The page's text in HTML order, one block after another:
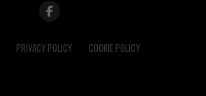
PRIVACY POLICY COOKIE POLICY